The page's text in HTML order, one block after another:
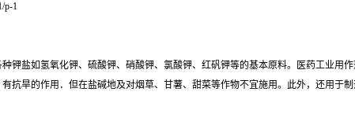
p-1
钾盐如氢氧化钾、硫酸钾、硝酸钾、氯酸钾、红矾钾等的基本原料。医药工业
抗旱的作用．但在盐碱地及对烟草、甘薯、甜菜等作物不宜施用。此外，还用于